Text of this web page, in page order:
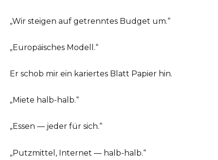
„Wir steigen auf getrenntes Budget um.“
„Europäisches Modell.“
Er schob mir ein kariertes Blatt Papier hin.
„Miete halb-halb.“
„Essen — jeder für sich.“
„Putzmittel, Internet — halb-halb.“